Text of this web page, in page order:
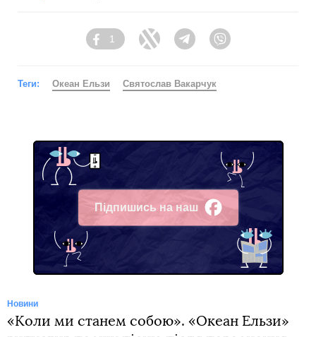
Facebook
1
Twitter Telegram
Теги: Океан Ельзи Святослав Вакарчук
Підпишись на наш
Facebook
Новини
«Коли ми станем собою». «Океан Ельзи»